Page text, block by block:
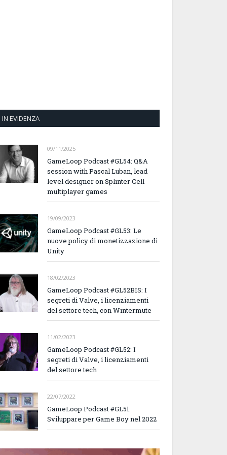
IN EVIDENZA
09/11/2025
GameLoop Podcast #GL54: Q&A
session with Pascal Luban, lead
level designer on Splinter Cell
multiplayer games
19/09/2023
GameLoop Podcast #GL53: Le
nuove policy di monetizzazione di
Unity
18/02/2023
GameLoop Podcast #GL52BIS: I
segreti di Valve, i licenziamenti
del settore tech, con Wintermute
11/02/2023
GameLoop Podcast #GL52: I
segreti di Valve, i licenziamenti
del settore tech
22/07/2022
GameLoop Podcast #GL51:
Sviluppare per Game Boy nel 2022